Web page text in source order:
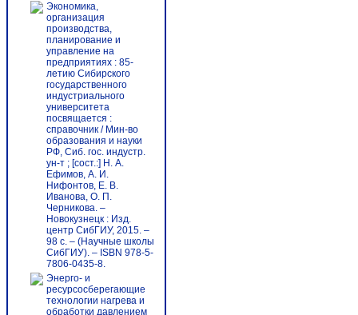
Экономика,
организация
производства,
планирование и
управление на
предприятиях : 85-
летию Сибирского
государственного
индустриального
университета
посвящается :
справочник / Мин-во
образования и науки
РФ, Сиб. гос. индустр.
ун-т ; [сост.:] Н. А.
Ефимов, А. И.
Нифонтов, Е. В.
Иванова, О. П.
Черникова. –
Новокузнецк : Изд.
центр СибГИУ, 2015. –
98 с. – (Научные школы
СибГИУ). – ISBN 978-5-
7806-0435-8.
Энерго- и
ресурсосберегающие
технологии нагрева и
обработки давлением